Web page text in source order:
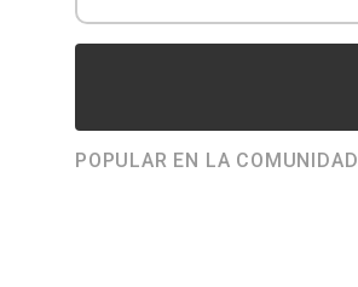
POPULAR EN LA COMUNIDAD